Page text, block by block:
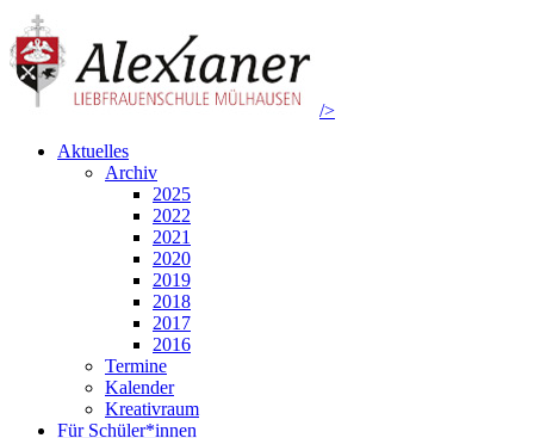
/>
Aktuelles
Archiv
2025
2022
2021
2020
2019
2018
2017
2016
Termine
Kalender
Kreativraum
Für Schüler*innen